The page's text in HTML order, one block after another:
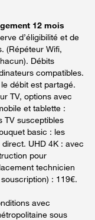
12 mois
d’éligibilité et de
(Répéteur Wifi,
Débits
compatibles.
débit est partagé.
TV, options avec
et tablette :
TV susceptibles
basic : les
UHD 4K : avec
pour
technicien
: 119€.
avec
sous